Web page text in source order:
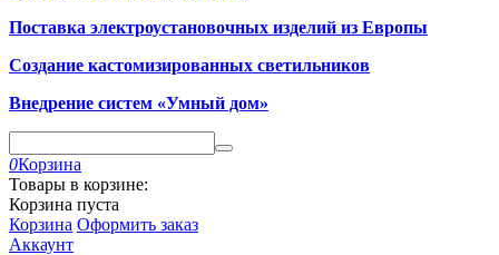
Поставка электроустановочных изделий из Европы
Создание кастомизированных светильников
Внедрение систем «Умный дом»
0Корзина
Товары в корзине:
Корзина пуста
Корзина Оформить заказ
Аккаунт